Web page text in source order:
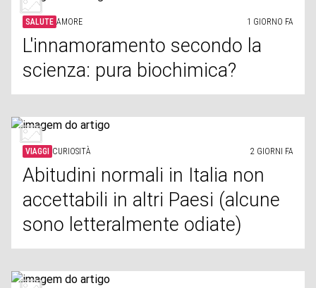
SALUTE AMORE 1 GIORNO FA
L'innamoramento secondo la
scienza: pura biochimica?
VIAGGI CURIOSITÀ 2 GIORNI FA
Abitudini normali in Italia non
accettabili in altri Paesi (alcune
sono letteralmente odiate)